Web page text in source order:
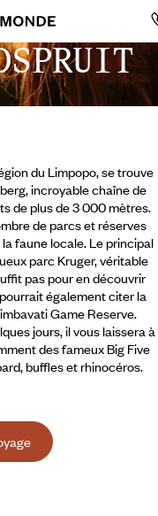
du Limpopo, se trouve
incroyable chaîne de
de plus de 3 000 mètres.
de parcs et réserves
faune locale. Le principal
parc Kruger, véritable
pas pour en découvrir
également citer la
Game Reserve.
jours, il vous laissera à
des fameux Big Five
buffles et rhinocéros.